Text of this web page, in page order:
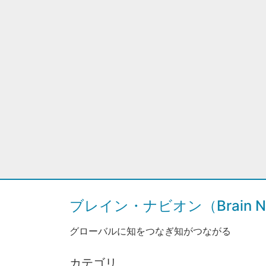
ブレイン・ナビオン（Brain
グローバルに知をつなぎ知がつながる
カテゴリ